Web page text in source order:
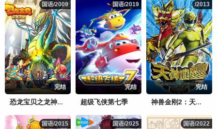
国语/2009
国语/2009
完结
恐龙宝贝之龙神勇士
国语/2019
国语/2019
完结
超级飞侠第七季
/2013
/2013
完结
神兽金刚2：天神地兽
国语/2015
国语/2015 国语/2025
国语/2025 国语/2022
国语/2022